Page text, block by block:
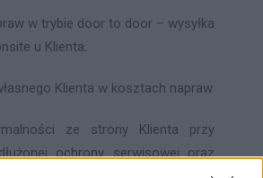
w trybie door to door – wysyłka
u Klienta.
Klienta w kosztach napraw.
ze strony Klienta przy
ochrony serwisowej oraz